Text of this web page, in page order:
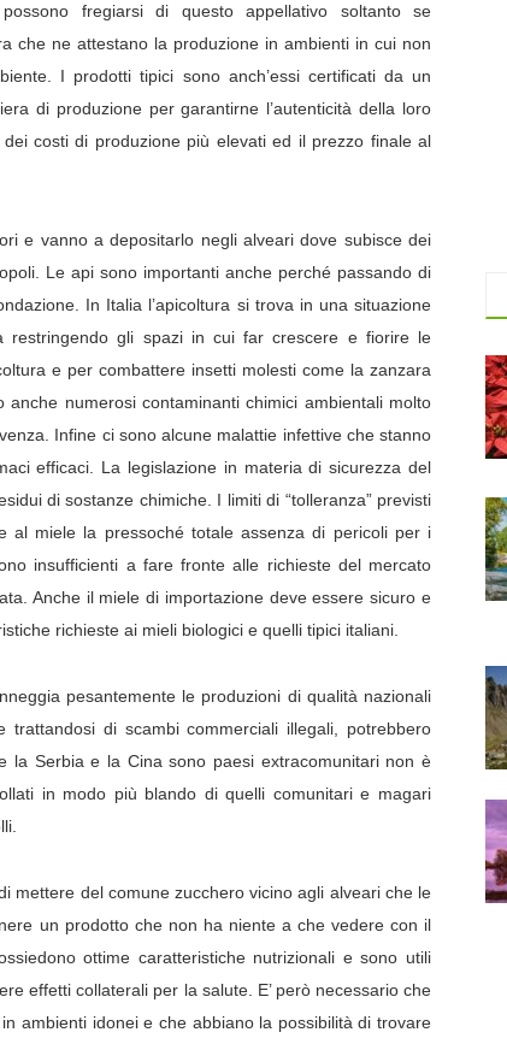
fregiarsi di questo appellativo soltanto se
che ne attestano la produzione in ambienti in cui non
I prodotti tipici sono anch’essi certificati da un
di produzione per garantirne l’autenticità della loro
costi di produzione più elevati ed il prezzo finale al
e vanno a depositarlo negli alveari dove subisce dei
Le api sono importanti anche perché passando di
In Italia l’apicoltura si trova in una situazione
restringendo gli spazi in cui far crescere e fiorire le
e per combattere insetti molesti come la zanzara
numerosi contaminanti chimici ambientali molto
Infine ci sono alcune malattie infettive che stanno
efficaci. La legislazione in materia di sicurezza del
di sostanze chimiche. I limiti di “tolleranza” previsti
al miele la pressoché totale assenza di pericoli per i
insufficienti a fare fronte alle richieste del mercato
Anche il miele di importazione deve essere sicuro e
richieste ai mieli biologici e quelli tipici italiani.
pesantemente le produzioni di qualità nazionali
di scambi commerciali illegali, potrebbero
la Serbia e la Cina sono paesi extracomunitari non è
in modo più blando di quelli comunitari e magari
mettere del comune zucchero vicino agli alveari che le
un prodotto che non ha niente a che vedere con il
ottime caratteristiche nutrizionali e sono utili
effetti collaterali per la salute. E’ però necessario che
ambienti idonei e che abbiano la possibilità di trovare